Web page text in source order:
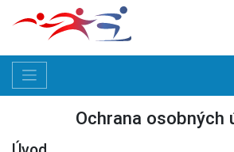
Ochrana osobných